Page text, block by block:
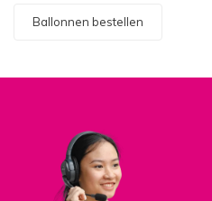
Ballonnen bestellen